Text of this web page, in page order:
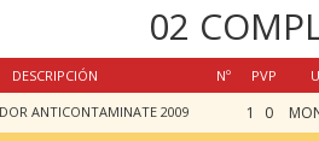
02
DESCRIPCIÓN Nº PVP
ANTICONTAMINATE 2009 1 0